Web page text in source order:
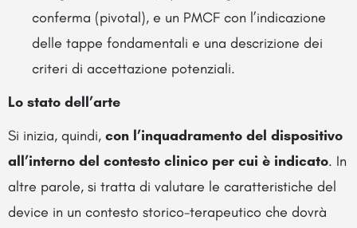
conferma (pivotal), e un PMCF con l’indicazione
delle tappe fondamentali e una descrizione dei
criteri di accettazione potenziali.
Lo stato dell’arte
Si inizia, quindi, con l’inquadramento del dispositivo
all’interno del contesto clinico per cui è indicato. In
altre parole, si tratta di valutare le caratteristiche del
device in un contesto storico-terapeutico che dovrà